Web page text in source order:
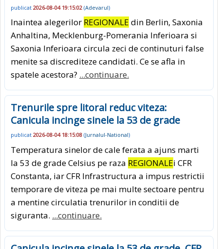
publicat 2026-08-04 19:15:02 (Adevarul)
Inaintea alegerilor REGIONALE din Berlin, Saxonia
Anhaltina, Mecklenburg-Pomerania Inferioara si
Saxonia Inferioara circula zeci de continuturi false
menite sa discrediteze candidati. Ce se afla in
spatele acestora? ...continuare.
Trenurile spre litoral reduc viteza:
Canicula incinge sinele la 53 de grade
publicat 2026-08-04 18:15:08 (Jurnalul-National)
Temperatura sinelor de cale ferata a ajuns marti
la 53 de grade Celsius pe raza REGIONALEi CFR
Constanta, iar CFR Infrastructura a impus restrictii
temporare de viteza pe mai multe sectoare pentru
a mentine circulatia trenurilor in conditii de
siguranta. ...continuare.